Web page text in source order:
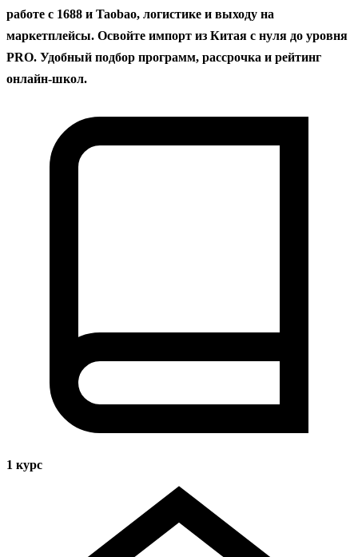
работе с 1688 и Taobao, логистике и выходу на
маркетплейсы. Освойте импорт из Китая с нуля до уровня
PRO. Удобный подбор программ, рассрочка и рейтинг
онлайн-школ.
1 курс